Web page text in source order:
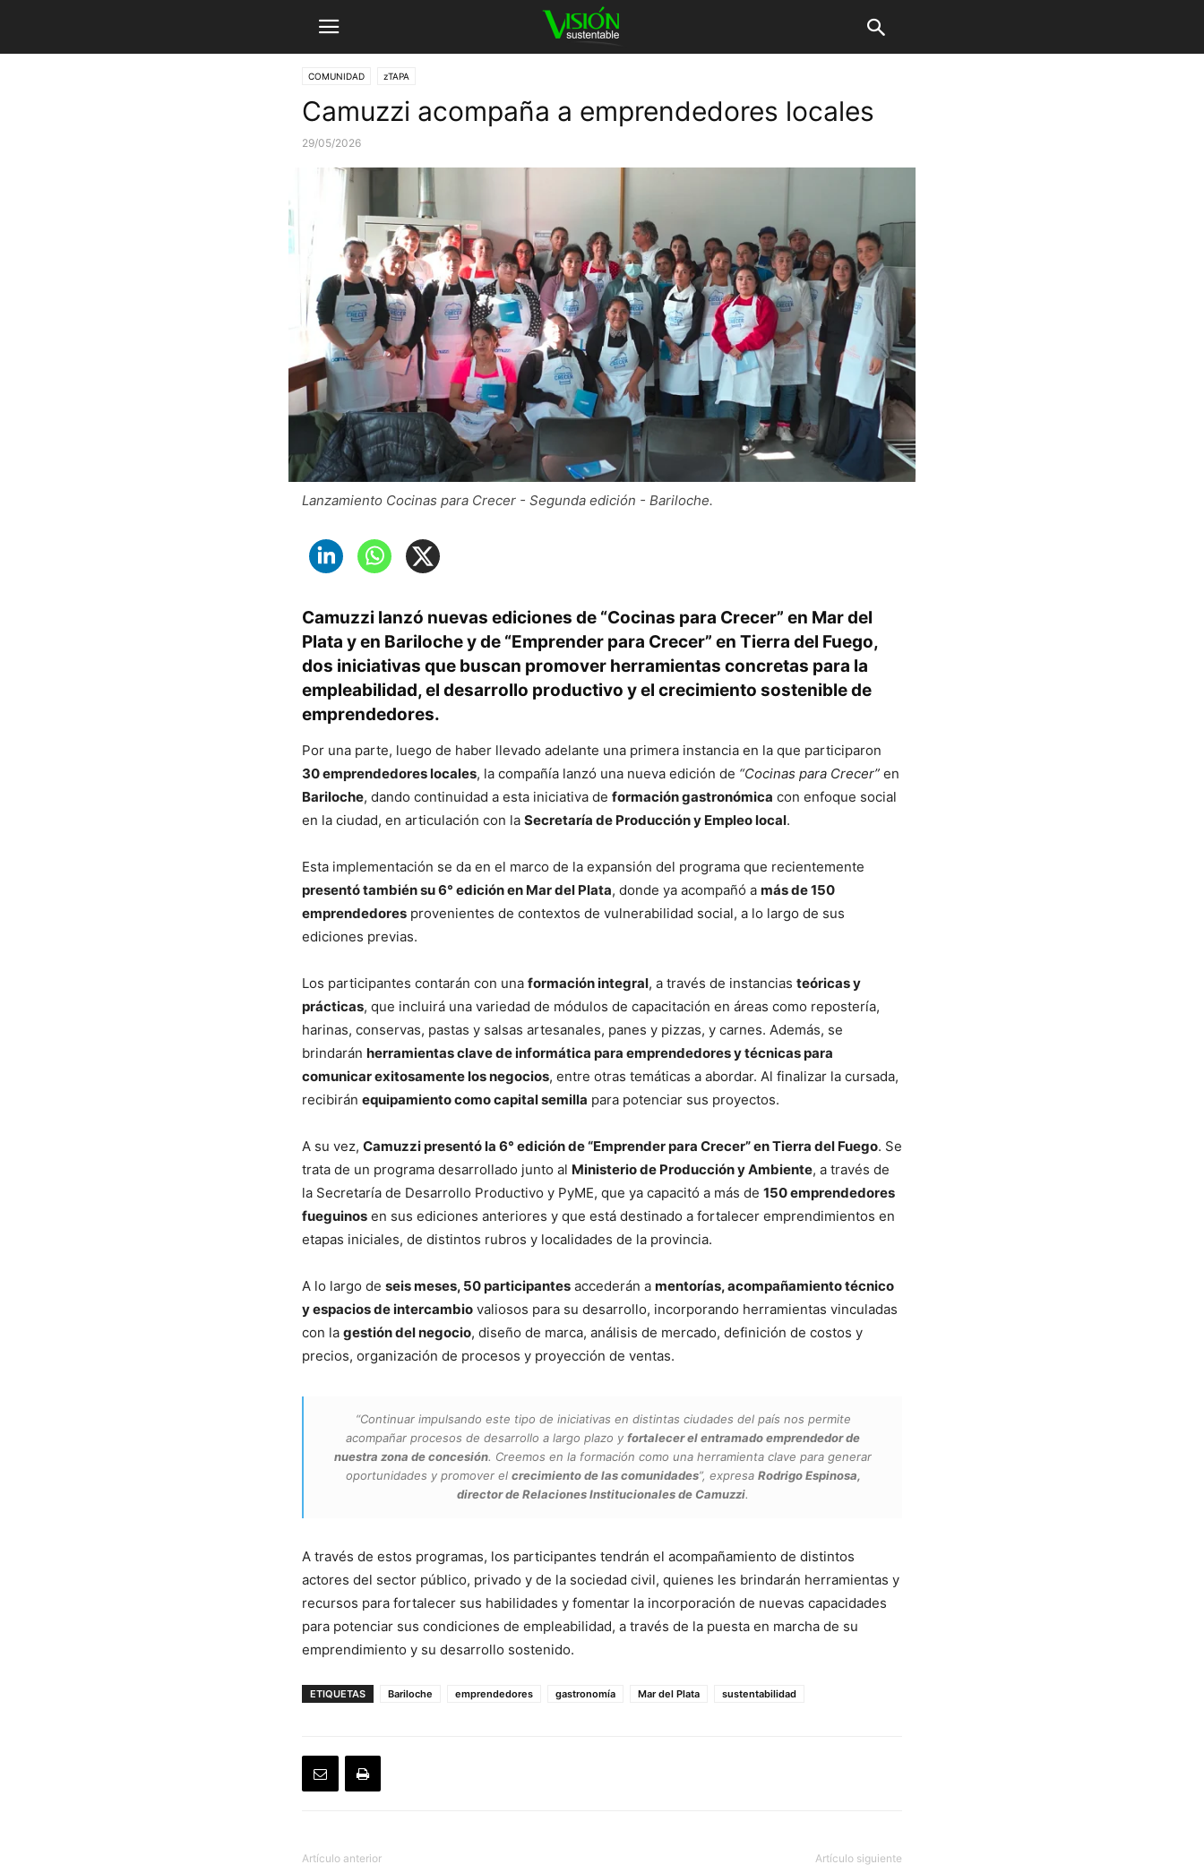
COMUNIDAD zTAPA
Camuzzi acompaña a emprendedores locales
29/05/2026
Lanzamiento Cocinas para Crecer - Segunda edición - Bariloche.
Camuzzi lanzó nuevas ediciones de “Cocinas para Crecer” en Mar del
Plata y en Bariloche y de “Emprender para Crecer” en Tierra del Fuego,
dos iniciativas que buscan promover herramientas concretas para la
empleabilidad, el desarrollo productivo y el crecimiento sostenible de
emprendedores.
Por una parte, luego de haber llevado adelante una primera instancia en la que participaron
30 emprendedores locales, la compañía lanzó una nueva edición de “Cocinas para Crecer” en
Bariloche, dando continuidad a esta iniciativa de formación gastronómica con enfoque social
en la ciudad, en articulación con la Secretaría de Producción y Empleo local.
Esta implementación se da en el marco de la expansión del programa que recientemente
presentó también su 6° edición en Mar del Plata, donde ya acompañó a más de 150
emprendedores provenientes de contextos de vulnerabilidad social, a lo largo de sus
ediciones previas.
Los participantes contarán con una formación integral, a través de instancias teóricas y
prácticas, que incluirá una variedad de módulos de capacitación en áreas como repostería,
harinas, conservas, pastas y salsas artesanales, panes y pizzas, y carnes. Además, se
brindarán herramientas clave de informática para emprendedores y técnicas para
comunicar exitosamente los negocios, entre otras temáticas a abordar. Al finalizar la cursada,
recibirán equipamiento como capital semilla para potenciar sus proyectos.
A su vez, Camuzzi presentó la 6° edición de “Emprender para Crecer” en Tierra del Fuego. Se
trata de un programa desarrollado junto al Ministerio de Producción y Ambiente, a través de
la Secretaría de Desarrollo Productivo y PyME, que ya capacitó a más de 150 emprendedores
fueguinos en sus ediciones anteriores y que está destinado a fortalecer emprendimientos en
etapas iniciales, de distintos rubros y localidades de la provincia.
A lo largo de seis meses, 50 participantes accederán a mentorías, acompañamiento técnico
y espacios de intercambio valiosos para su desarrollo, incorporando herramientas vinculadas
con la gestión del negocio, diseño de marca, análisis de mercado, definición de costos y
precios, organización de procesos y proyección de ventas.
“Continuar impulsando este tipo de iniciativas en distintas ciudades del país nos permite
acompañar procesos de desarrollo a largo plazo y fortalecer el entramado emprendedor de
nuestra zona de concesión. Creemos en la formación como una herramienta clave para generar
oportunidades y promover el crecimiento de las comunidades”, expresa Rodrigo Espinosa,
director de Relaciones Institucionales de Camuzzi.
A través de estos programas, los participantes tendrán el acompañamiento de distintos
actores del sector público, privado y de la sociedad civil, quienes les brindarán herramientas y
recursos para fortalecer sus habilidades y fomentar la incorporación de nuevas capacidades
para potenciar sus condiciones de empleabilidad, a través de la puesta en marcha de su
emprendimiento y su desarrollo sostenido.
ETIQUETAS Bariloche emprendedores gastronomía Mar del Plata sustentabilidad
Artículo anterior Artículo siguiente